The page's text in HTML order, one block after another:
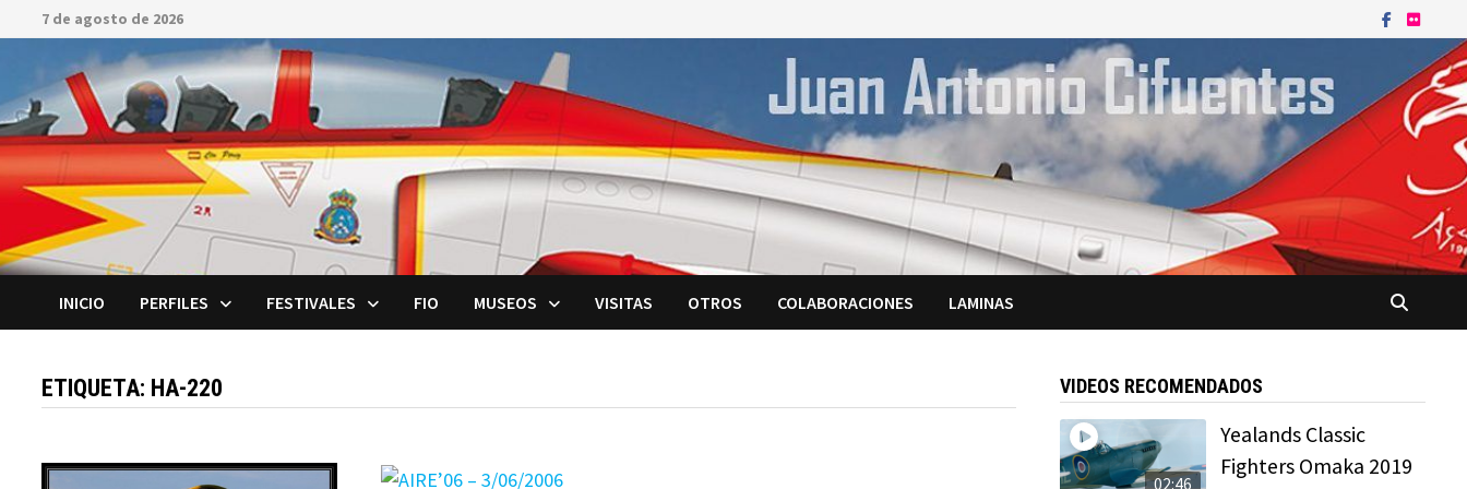
Saltar
al
contenido
7 de agosto de 2026
INICIO PERFILES FESTIVALES FIO MUSEOS VISITAS OTROS COLABORACIONES LAMINAS
ETIQUETA: HA-220 VIDEOS RECOMENDADOS
02:46
Yealands Classic
Fighters Omaka 2019